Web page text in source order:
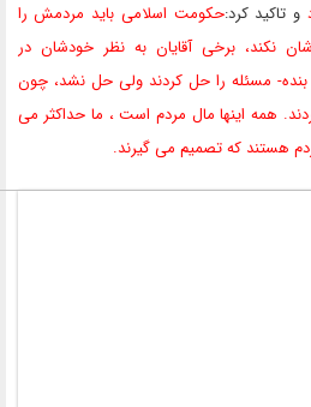
و تاکید کرد:حکومت اسلامی باید مردمش را
نکند، برخی آقایان به نظر خودشان در
ردصلاحیت بنده- مسئله را حل کردند ولی حل نشد، چون
همه اینها مال مردم است ، ما حداکثر می
هستند که تصمیم می گیرند.